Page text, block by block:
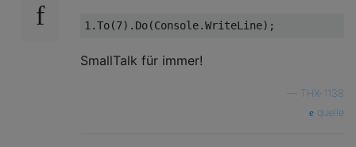
1.To(7
SmallTalk für immer!
THX-1138
quelle